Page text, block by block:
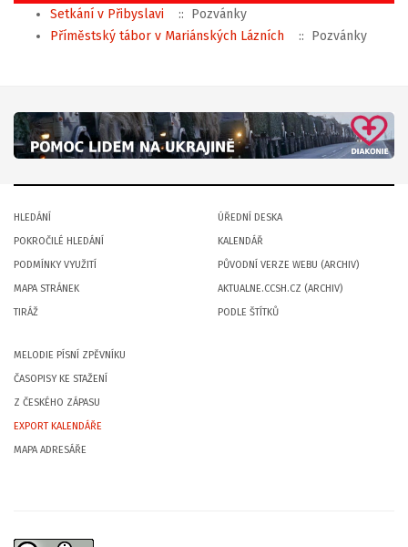
Setkání v Přibyslavi
:: Pozvánky
Příměstský tábor v Mariánských Lázních
:: Pozvánky
HLEDÁNÍ
POKROČILÉ HLEDÁNÍ
PODMÍNKY VYUŽITÍ
MAPA STRÁNEK
TIRÁŽ
ÚŘEDNÍ DESKA
KALENDÁŘ
PŮVODNÍ VERZE WEBU (ARCHIV)
AKTUALNE.CCSH.CZ (ARCHIV)
PODLE ŠTÍTKŮ
MELODIE PÍSNÍ ZPĚVNÍKU
ČASOPISY KE STAŽENÍ
Z ČESKÉHO ZÁPASU
EXPORT KALENDÁŘE
MAPA ADRESÁŘE